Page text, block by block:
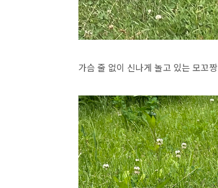
가슴 줄 없이 신나게 놀고 있는 모꼬짱